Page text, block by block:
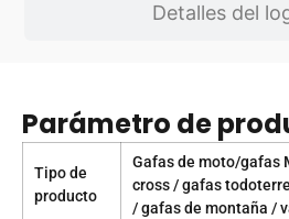
Detalles del
Parámetro de
Tipo de
producto
Gafas de moto/gafas
cross / gafas
/ gafas de montaña /